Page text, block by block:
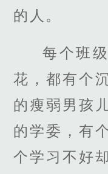
的人。
每个班
花，都有个
的瘦弱男孩
的学委，有
个学习不好